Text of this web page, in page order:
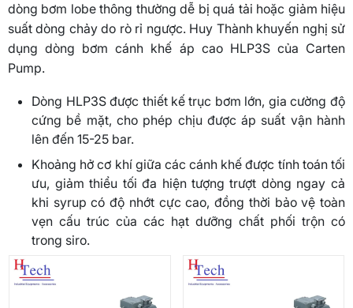
dòng bơm lobe thông thường dễ bị quá tải hoặc giảm hiệu
suất dòng chảy do rò rỉ ngược. Huy Thành khuyến nghị sử
dụng dòng bơm cánh khế áp cao HLP3S của Carten
Pump.
Dòng HLP3S được thiết kế trục bơm lớn, gia cường độ
cứng bề mặt, cho phép chịu được áp suất vận hành
lên đến 15-25 bar.
Khoảng hở cơ khí giữa các cánh khế được tính toán tối
ưu, giảm thiểu tối đa hiện tượng trượt dòng ngay cả
khi syrup có độ nhớt cực cao, đồng thời bảo vệ toàn
vẹn cấu trúc của các hạt dưỡng chất phối trộn có
trong siro.